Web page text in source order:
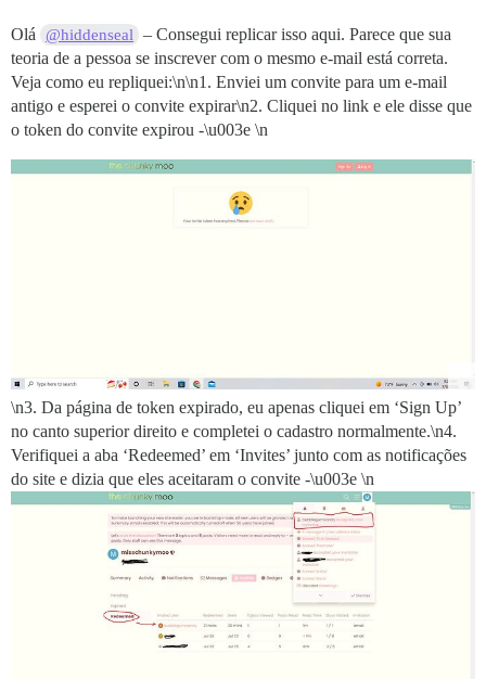
Olá @hiddenseal – Consegui replicar isso aqui. Parece que sua
teoria de a pessoa se inscrever com o mesmo e-mail está correta.
Veja como eu repliquei:\n\n1. Enviei um convite para um e-mail
antigo e esperei o convite expirar\n2. Cliquei no link e ele disse que
o token do convite expirou -\u003e \n
\n3. Da página de token expirado, eu apenas cliquei em ‘Sign Up’
no canto superior direito e completei o cadastro normalmente.\n4.
Verifiquei a aba ‘Redeemed’ em ‘Invites’ junto com as notificações
do site e dizia que eles aceitaram o convite -\u003e \n